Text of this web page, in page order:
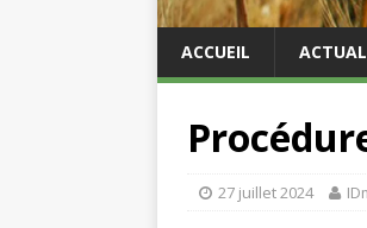
ACCUEIL
27 juillet 2024